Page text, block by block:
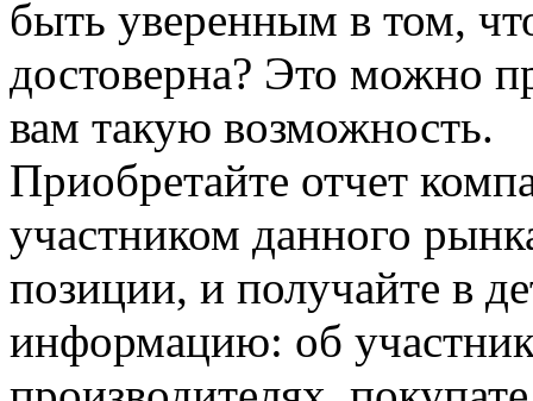
быть уверенным в том,
достоверна? Это можно
вам такую возможность.
Приобретайте отчет
участником данного
позиции, и получайте в
информацию: об